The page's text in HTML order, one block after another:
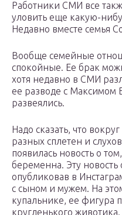
Работники СМИ все
уловить еще какую-
Недавно вместе семья
Вообще семейные
спокойные. Ее брак
хотя недавно в СМИ
ее разводе с Максимом
развеялись.
Надо сказать, что
разных сплетен и
появилась новость о
беременна. Эту новость
опубликовав в
с сыном и мужем. На
купальнике, ее фигура
кругленького животика.